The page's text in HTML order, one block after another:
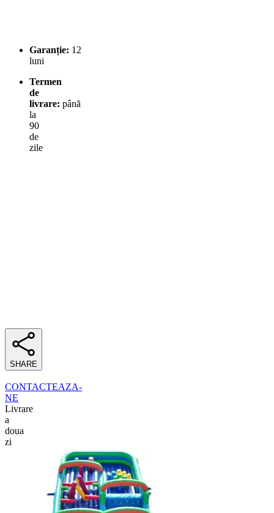
Garanție: 12
luni
Termen
de
livrare: până
la
90
de
zile
SHARE
CONTACTEAZA-
NE
Livrare
a
doua
zi